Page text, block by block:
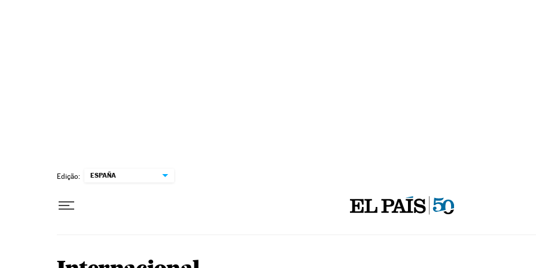
Edição: ESPAÑA